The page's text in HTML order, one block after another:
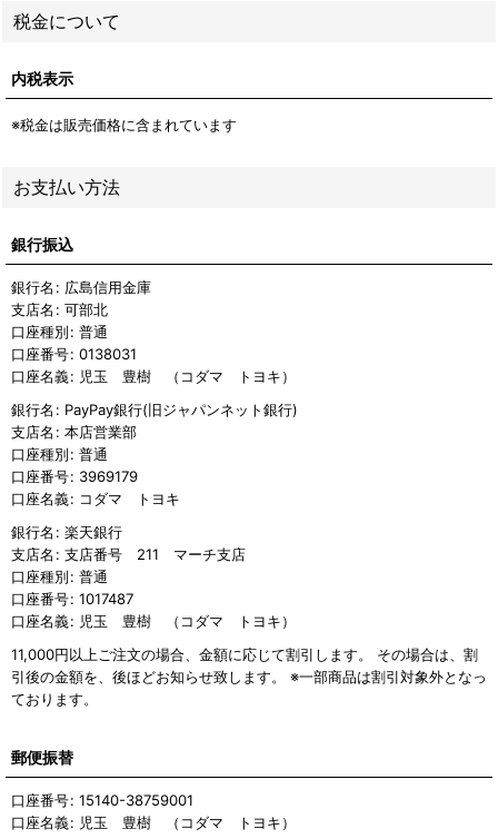
税金について
内税表示
※税金は販売価格に含まれています
お支払い方法
銀行振込
銀行名 : 広島信用金庫
支店名 : 可部北
口座種別: 普通
口座番号: 0138031
口座名義: 児玉 豊樹 （コダマ トヨキ）
銀行名 : PayPay銀行(旧ジャパンネット銀行)
支店名 : 本店営業部
口座種別: 普通
口座番号: 3969179
口座名義: コダマ トヨキ
銀行名 : 楽天銀行
支店名 : 支店番号 211 マーチ支店
口座種別: 普通
口座番号: 1017487
口座名義: 児玉 豊樹 （コダマ トヨキ）
11,000円以上ご注文の場合、金額に応じて割引します。 その場合は、割
引後の金額を、後ほどお知らせ致します。 ※一部商品は割引対象外となっ
ております。
郵便振替
口座番号: 15140-38759001
口座名義: 児玉 豊樹 （コダマ トヨキ）